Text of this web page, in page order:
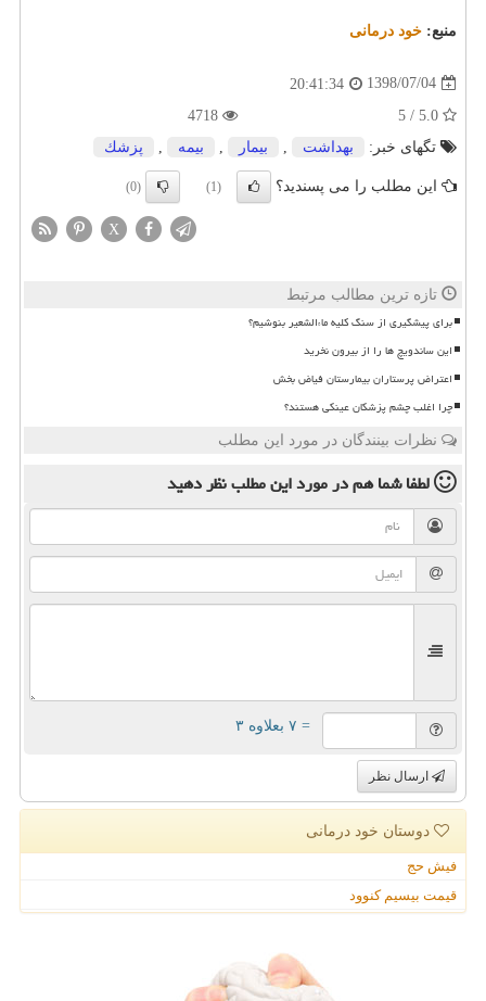
منبع: خود درمانی
1398/07/04
20:41:34
تگهای خبر:
بهداشت بیمار بیمه پزشك
این مطلب را می پسندید؟ (1)
(0)
X
تازه ترین مطالب مرتبط
برای پیشگیری از سنگ کلیه ماءالشعیر بنوشیم؟
این ساندویچ ها را از بیرون نخرید
اعتراض پرستاران بیمارستان فیاض بخش
چرا اغلب چشم پزشکان عینکی هستند؟
نظرات بینندگان در مورد این مطلب
لطفا شما همدر مورد این مطلبنظر دهید
= ۷ بعلاوه ۳
ارسال نظر
دوستان خود درمانی
فیش حج
قیمت بیسیم کنوود